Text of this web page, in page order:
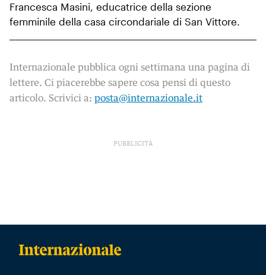
Francesca Masini, educatrice della sezione
femminile della casa circondariale di San Vittore.
Internazionale pubblica ogni settimana una pagina di
lettere. Ci piacerebbe sapere cosa pensi di questo
articolo. Scrivici a: posta@internazionale.it
PUBBLICITÀ